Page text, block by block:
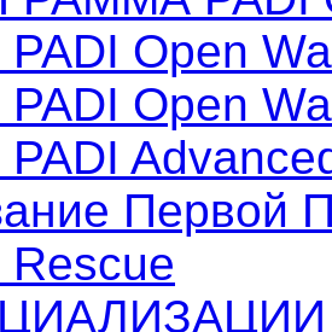
PADI Open
PADI Open
PADI
Первой
Rescue